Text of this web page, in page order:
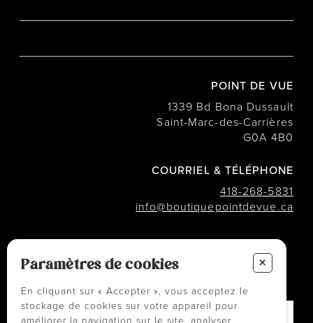
POINT DE VUE
1339 Bd Bona Dussault
Saint-Marc-des-Carrières
G0A 4B0
COURRIEL & TÉLÉPHONE
418-268-5831
info@boutiquepointdevue.ca
INFOLETTRE
Des conseils ? Les tendances ?
Paramètres de cookies +
En cliquant sur « Accepter », vous acceptez le
stockage de cookies sur votre appareil pour
améliorer la navigation sur le site, analyser